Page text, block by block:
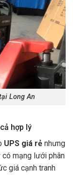
Long An
hợp lý
UPS giá rẻ nhưng
mạng lưới phân
giá cạnh tranh